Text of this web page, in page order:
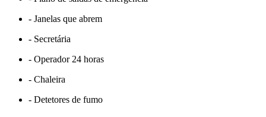
- Janelas que abrem
- Secretária
- Operador 24 horas
- Chaleira
- Detetores de fumo